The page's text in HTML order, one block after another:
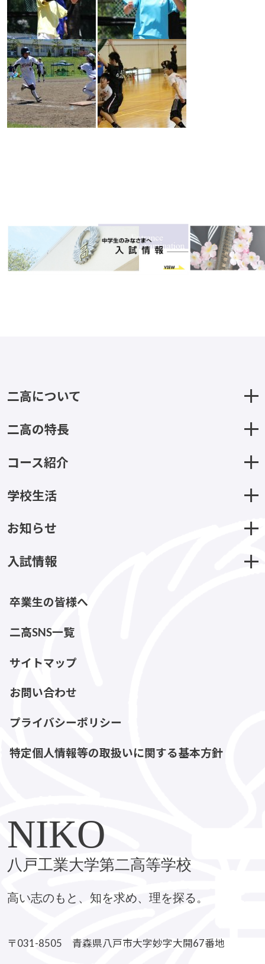
二高について
二高の特長
コース紹介
学校生活
お知らせ
入試情報
卒業生の皆様へ
二高SNS一覧
サイトマップ
お問い合わせ
プライバシーポリシー
特定個人情報等の取扱いに関する基本方針
NIKO
八戸工業大学第二高等学校
高い志のもと、知を求め、理を探る。
〒031-8505 青森県八戸市大字妙字大開67番地